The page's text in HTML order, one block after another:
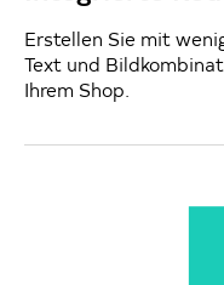
Erstellen Sie mit
Text und
Ihrem Shop.